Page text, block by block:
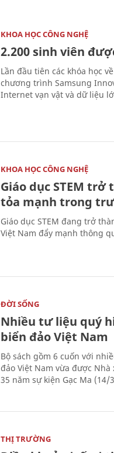
KHOA HỌC CÔNG NGHỆ
2.200 sinh viên
Lần đầu tiên các khóa học
chương trình Samsung
Internet vạn vật và dữ liệu
KHOA HỌC CÔNG NGHỆ
Giáo dục STEM
tỏa mạnh trong
Giáo dục STEM đang trở
Việt Nam đẩy mạnh thông
ĐỜI SỐNG
Nhiều tư liệu quý
biển đảo Việt Nam
Bộ sách gồm 6 cuốn với
đảo Việt Nam vừa được
35 năm sự kiện Gạc Ma (14/
THỊ TRƯỜNG